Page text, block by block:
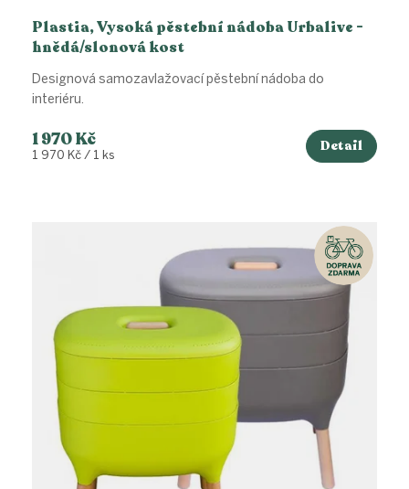
Plastia, Vysoká pěstební nádoba Urbalive -
hnědá/slonová kost
1 970 Kč
Měrná
1 970 Kč / 1 ks
Detail
Designová samozavlažovací pěstební nádoba do
interiéru.